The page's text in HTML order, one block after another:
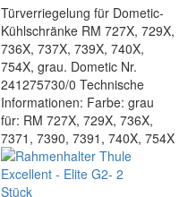
Türverriegelung für Dometic-
Kühlschränke RM 727X, 729X,
736X, 737X, 739X, 740X,
754X, grau. Dometic Nr.
241275730/0 Technische
Informationen: Farbe: grau
für: RM 727X, 729X, 736X,
7371, 7390, 7391, 740X, 754X